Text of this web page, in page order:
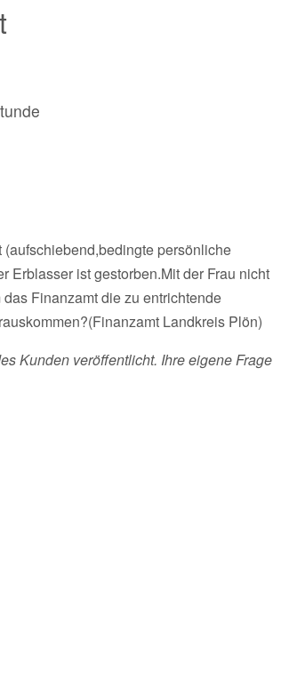
persönliche
Erblasser ist gestorben.Mit der Frau nicht
Finanzamt die zu entrichtende
Landkreis Plön)
Kunden veröffentlicht. Ihre eigene Frage